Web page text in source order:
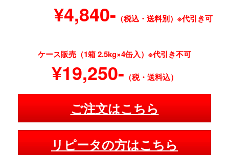
¥4,840- （税込・送料別）※代引き可
ケース販売（1箱 2.5kg×4缶入）※代引き不可
¥19,250- （税・送料込）
ご注文はこちら
リピータの方はこちら